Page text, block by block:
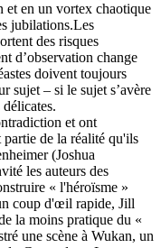
et en un vortex chaotique
jubilations.Les
des risques
d’observation change
doivent toujours
sujet – si le sujet s’avère
et ont
de la réalité qu'ils
(Joshua
les auteurs des
« l'héroïsme »
coup d'œil rapide, Jill
la moins pratique du «
une scène à Wukan, un